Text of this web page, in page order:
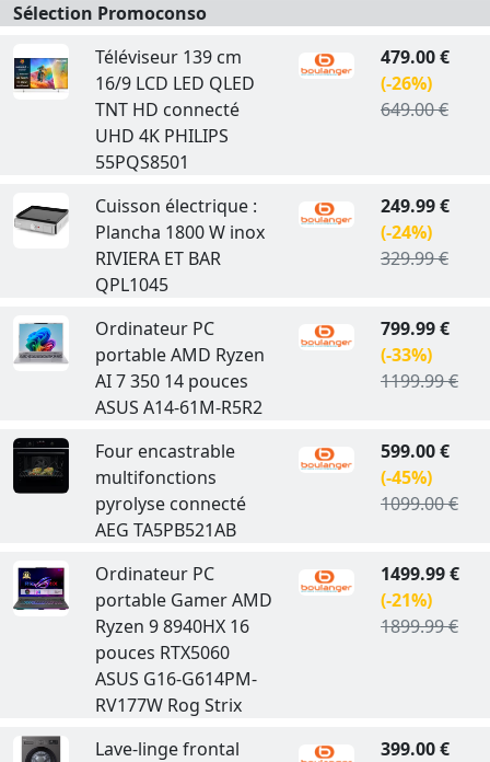
Sélection Promoconso
Téléviseur 139 cm
16/9 LCD LED QLED
TNT HD connecté
UHD 4K PHILIPS
55PQS8501
479.00 €
(-26%)
649.00 €
Cuisson électrique :
Plancha 1800 W inox
RIVIERA ET BAR
QPL1045
249.99 €
(-24%)
329.99 €
Ordinateur PC
portable AMD Ryzen
AI 7 350 14 pouces
ASUS A14-61M-R5R2
799.99 €
(-33%)
1199.99 €
Four encastrable
multifonctions
pyrolyse connecté
AEG TA5PB521AB
599.00 €
(-45%)
1099.00 €
Ordinateur PC
portable Gamer AMD
Ryzen 9 8940HX 16
pouces RTX5060
ASUS G16-G614PM-
RV177W Rog Strix
1499.99 €
(-21%)
1899.99 €
Lave-linge frontal
399.00 €